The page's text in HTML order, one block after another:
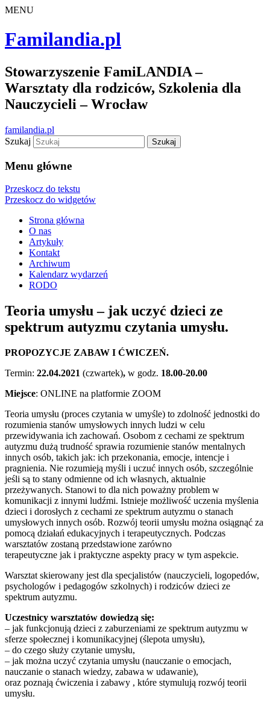
MENU
Familandia.pl
Stowarzyszenie FamiLANDIA –
Warsztaty dla rodziców, Szkolenia dla
Nauczycieli – Wrocław
familandia.pl
Szukaj
Menu główne
Przeskocz do tekstu
Przeskocz do widgetów
Strona główna
O nas
Artykuły
Kontakt
Archiwum
Kalendarz wydarzeń
RODO
Teoria umysłu – jak uczyć dzieci ze
spektrum autyzmu czytania umysłu.
PROPOZYCJE ZABAW I ĆWICZEŃ.
Termin: 22.04.2021 (czwartek), w godz. 18.00-20.00
Miejsce: ONLINE na platformie ZOOM
Teoria umysłu (proces czytania w umyśle) to zdolność jednostki do
rozumienia stanów umysłowych innych ludzi w celu
przewidywania ich zachowań. Osobom z cechami ze spektrum
autyzmu dużą trudność sprawia rozumienie stanów mentalnych
innych osób, takich jak: ich przekonania, emocje, intencje i
pragnienia. Nie rozumieją myśli i uczuć innych osób, szczególnie
jeśli są to stany odmienne od ich własnych, aktualnie
przeżywanych. Stanowi to dla nich poważny problem w
komunikacji z innymi ludźmi. Istnieje możliwość uczenia myślenia
dzieci i dorosłych z cechami ze spektrum autyzmu o stanach
umysłowych innych osób. Rozwój teorii umysłu można osiągnąć za
pomocą działań edukacyjnych i terapeutycznych. Podczas
warsztatów zostaną przedstawione zarówno
terapeutyczne jak i praktyczne aspekty pracy w tym aspekcie.
Warsztat skierowany jest dla specjalistów (nauczycieli, logopedów,
psychologów i pedagogów szkolnych) i rodziców dzieci ze
spektrum autyzmu.
Uczestnicy warsztatów dowiedzą się:
– jak funkcjonują dzieci z zaburzeniami ze spektrum autyzmu w
sferze społecznej i komunikacyjnej (ślepota umysłu),
– do czego służy czytanie umysłu,
– jak można uczyć czytania umysłu (nauczanie o emocjach,
nauczanie o stanach wiedzy, zabawa w udawanie),
oraz poznają ćwiczenia i zabawy , które stymulują rozwój teorii
umysłu.